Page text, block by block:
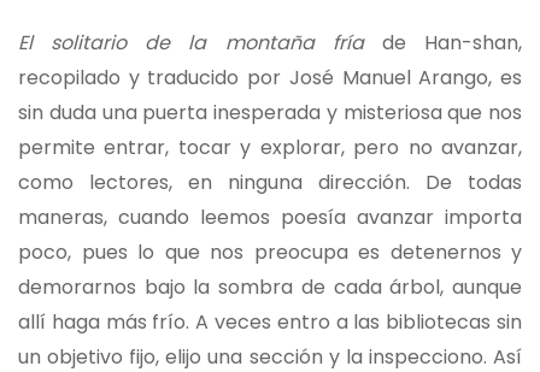
El solitario de la montaña fría de Han-shan,
recopilado y traducido por José Manuel Arango, es
sin duda una puerta inesperada y misteriosa que nos
permite entrar, tocar y explorar, pero no avanzar,
como lectores, en ninguna dirección. De todas
maneras, cuando leemos poesía avanzar importa
poco, pues lo que nos preocupa es detenernos y
demorarnos bajo la sombra de cada árbol, aunque
allí haga más frío. A veces entro a las bibliotecas sin
un objetivo fijo, elijo una sección y la inspecciono. Así